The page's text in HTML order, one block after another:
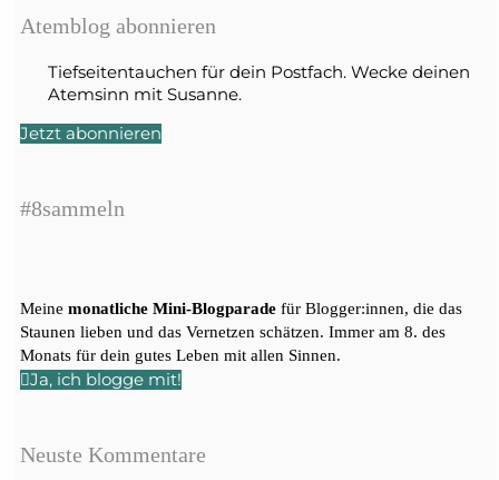
Atemblog abonnieren
Tiefseitentauchen für dein Postfach. Wecke deinen
Atemsinn mit Susanne.
Jetzt abonnieren
#8sammeln
Meine monatliche Mini-Blogparade für Blogger:innen, die das
Staunen lieben und das Vernetzen schätzen. Immer am 8. des
Monats für dein gutes Leben mit allen Sinnen.
Ja, ich blogge mit!
Neuste Kommentare